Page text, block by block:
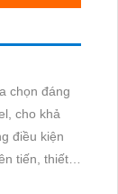
chọn đáng
cho khả
điều kiện